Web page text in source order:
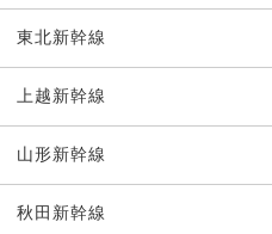
東北新幹線
上越新幹線
山形新幹線
秋田新幹線